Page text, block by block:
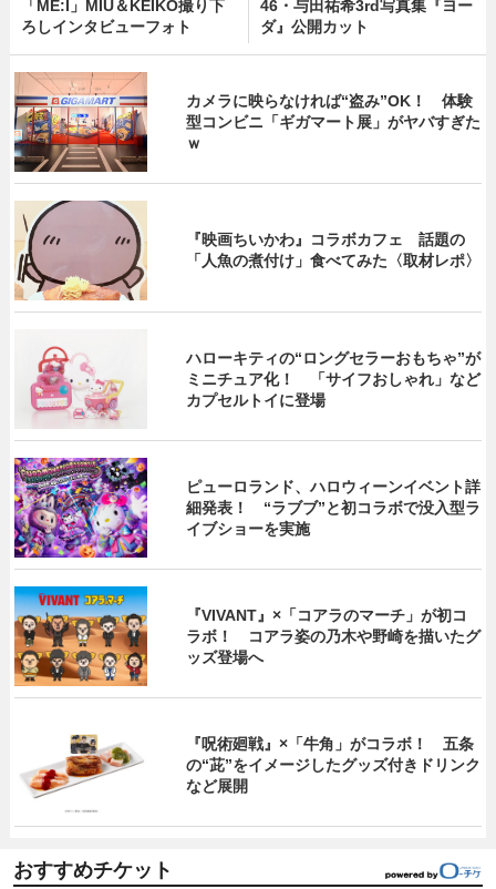
「ME:I」MIU＆KEIKO撮り下
ろしインタビューフォト
46・与田祐希3rd写真集『ヨー
ダ』公開カット
カメラに映らなければ“盗み”OK！ 体験
型コンビニ「ギガマート展」がヤバすぎた
ｗ
『映画ちいかわ』コラボカフェ 話題の
「人魚の煮付け」食べてみた〈取材レポ〉
ハローキティの“ロングセラーおもちゃ”が
ミニチュア化！ 「サイフおしゃれ」など
カプセルトイに登場
ピューロランド、ハロウィーンイベント詳
細発表！ “ラブブ”と初コラボで没入型ラ
イブショーを実施
『VIVANT』×「コアラのマーチ」が初コ
ラボ！ コアラ姿の乃木や野崎を描いたグ
ッズ登場へ
『呪術廻戦』×「牛角」がコラボ！ 五条
の“茈”をイメージしたグッズ付きドリンク
など展開
おすすめチケット